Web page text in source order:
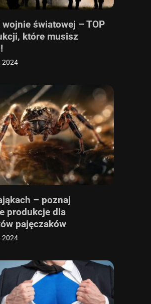
wojnie światowej – TOP
które musisz
2024
– poznaj
produkcje dla
pajęczaków
2024